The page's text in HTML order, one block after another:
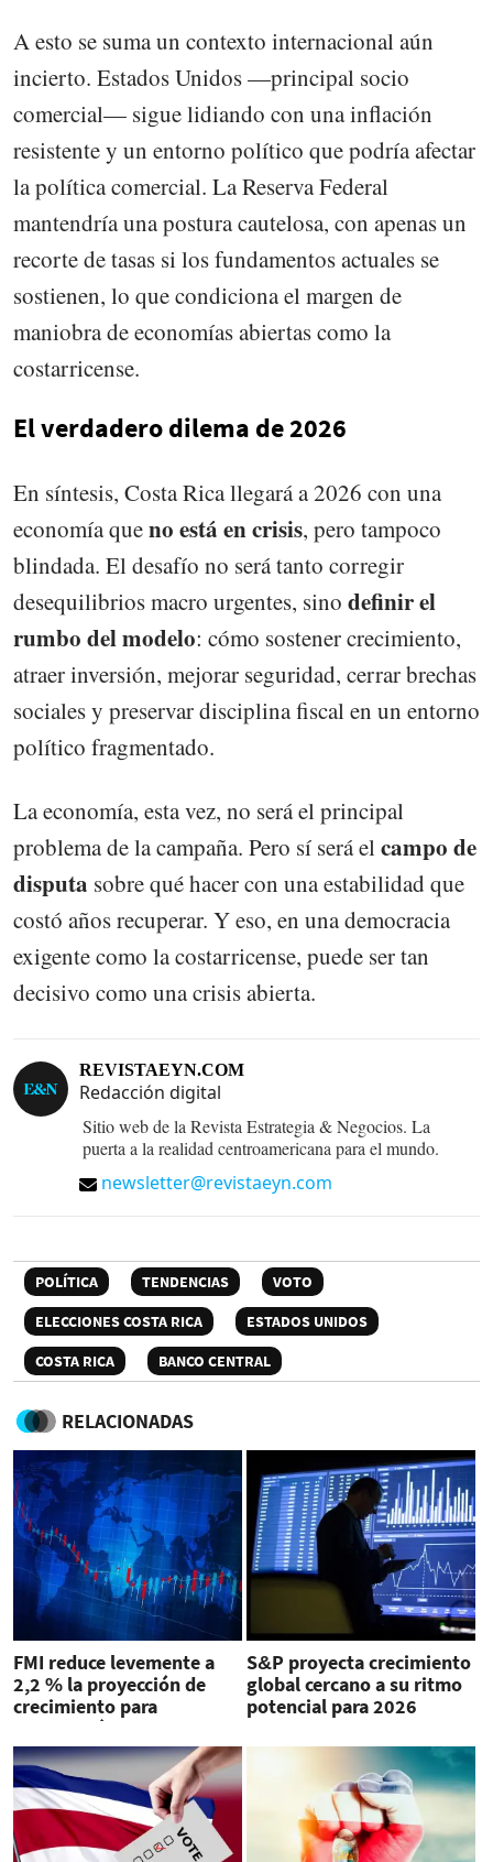
A esto se suma un contexto internacional aún
incierto. Estados Unidos —principal socio
comercial— sigue lidiando con una inflación
resistente y un entorno político que podría afectar
la política comercial. La Reserva Federal
mantendría una postura cautelosa, con apenas un
recorte de tasas si los fundamentos actuales se
sostienen, lo que condiciona el margen de
maniobra de economías abiertas como la
costarricense.
El verdadero dilema de 2026
En síntesis, Costa Rica llegará a 2026 con una
economía queno está en crisis, pero tampoco
blindada. El desafío no será tanto corregir
desequilibrios macro urgentes, sino definir el
rumbo del modelo: cómo sostener crecimiento,
atraer inversión, mejorar seguridad, cerrar brechas
sociales y preservar disciplina fiscal en un entorno
político fragmentado.
La economía, esta vez, no será el principal
problema de la campaña. Pero sí será elcampo de
disputa sobre qué hacer con una estabilidad que
costó años recuperar. Y eso, en una democracia
exigente como la costarricense, puede ser tan
decisivo como una crisis abierta.
REVISTAEYN.COM
Redacción digital
Sitio web de la Revista Estrategia & Negocios. La
puerta a la realidad centroamericana para el mundo.
newsletter@revistaeyn.com
POLÍTICA TENDENCIAS
VOTO
ELECCIONES COSTA RICA
ESTADOS UNIDOS
COSTA RICA
BANCO CENTRAL
RELACIONADAS
FMI reduce levemente a
2,2 % la proyección de
crecimiento para
Latinoamérica en 2026
S&P proyecta crecimiento
global cercano a su ritmo
potencial para 2026